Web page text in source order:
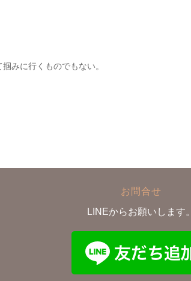
みに行くものでもない。
お問合せ
LINEからお願いします。